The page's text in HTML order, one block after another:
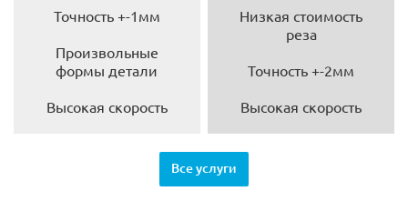
Точность +-1мм
Произвольные
формы детали
Высокая скорость
Низкая стоимость
реза
Точность +-2мм
Высокая скорость
Все услуги